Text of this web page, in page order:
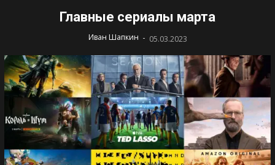
Главные сериалы марта
Иван Шапкин - 05.03.2023